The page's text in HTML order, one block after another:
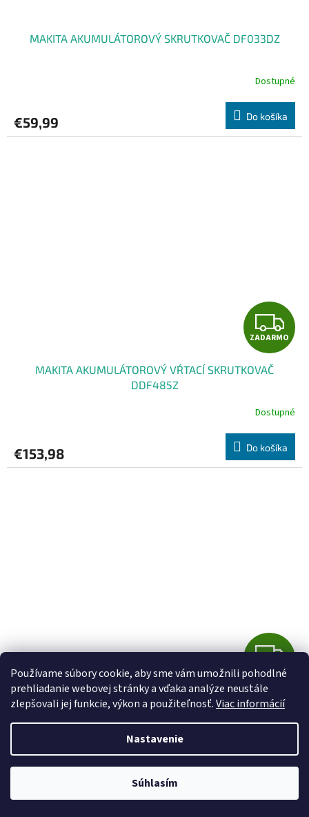
Používame súbory cookie, aby sme vám umožnili pohodlné
prehliadanie webovej stránky a vďaka analýze neustále
zlepšovali jej funkcie, výkon a použiteľnosť.Viac informácií
Nastavenie
Súhlasím
MAKITA AKUMULÁTOROVÝ SKRUTKOVAČ DF033DZ
Dostupné
€59,99 Do košíka
Z
A
A
R
M
ZADARMO
MAKITA AKUMULÁTOROVÝ VŔTACÍ SKRUTKOVAČ
DDF485Z
Dostupné
€153,98 Do košíka
Z
A
D
R
M
ZADARMO
MAKITA AKUMULÁTOROVÝ VŔTACÍ SKRUTKOVAČ